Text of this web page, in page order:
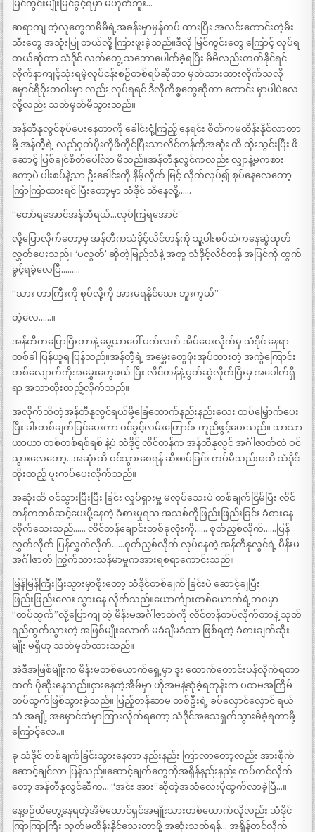
မြင်ကွင်းမျိုးမြင်ခွင့်ရမှာ မဟုတ်ဘူး…
ဆရာကျ တဲ့လူတွေကမိမိရဲ့အခန်းမှာမှန်တပ် ထားပြီး အလင်းကောင်းတဲ့မီး
သီးတွေ အသုံးပြု တယ်လို့ ကြားဖူးခဲ့သည်။ဒီလို မြင်ကွင်းတွေ ကြောင့် လုပ်ရ
တယ်ဆိုတာ သံဒိုင် လက်တွေ့ သဘောပေါက်ခဲ့ရပြီး မိမိလည်းတတ်နိုင်ရင်
လိုက်နာကျင့်သုံးရမဲ့လုပ်ငန်းစဉ်တစ်ရပ်ဆိုတာ မှတ်သားထားလိုက်သလို
မှောင်ရီဝိုးတဝါးမှာ လည်း လုပ်ရရင် ဒီလိုကိစ္စတွေဆိုတာ ကောင်း မှာပါပဲလေ
လို့လည်း သတ်မှတ်မိသွားသည်။
အန်တီနုလွင်စုပ်ပေးနေတာကို ခေါင်းငုံ့ကြည့် နေရင်း စိတ်ကမထိန်းနိုင်လာတာ
မို့ အန်တီ့ရဲ့ လည်ဂုတ်ပိုးကိုဖိကိုင်ပြီးသာလိင်တန်ကိုအဆုံး ထိ ထိုးသွင်းပြီး ဖိ
ဆောင့် ပြစ်ချင်စိတ်ပေါ်လာ မိသည်။အန်တီနုလွင်ကလည်း လျှာနဲ့မကစား
တော့ပဲ ပါးစပ်နဲ့သာ ဦးခေါင်းကို နိမ့်လိုက် မြင့် လိုက်လုပ်၍ စုပ်နေလေတော့
ကြာကြာထားရင် ပြီးတော့မှာ သံဒိုင် သိနေလို့……
“တော်ရအောင်အန်တီရယ်…လုပ်ကြရအောင်”
လို့ပြောလိုက်တော့မှ အန်တီကသံဒိုင့်လိင်တန်ကို သူ့ပါးစပ်ထဲကနေဆွဲထုတ်
လွှတ်ပေးသည်။ ‘ပလွတ်’ ဆိုတဲ့မြည်သံနဲ့ အတူ သံဒိုင့်လိင်တန် အပြင်ကို ထွက်
ခွင့်ရခဲ့လေပြီ………
“သား ဟာကြီးကို စုပ်လို့ကို အားမရနိုင်သေး ဘူးကွယ်”
တဲ့လေ……။
အန်တီကပြောပြီးတာနဲ့ မွေ့ယာပေါ် ပက်လက် အိပ်ပေးလိုက်မှ သံဒိုင် နေရာ
တစ်ခါ ပြန်ယူရ ပြန်သည်။အန်တီ့ရဲ့ အမွှေးတွေဖုံးအုပ်ထားတဲ့ အကွဲကြောင်း
တစ်လျောက်ကိုအမွှေးတွေဖယ် ပြီး လိင်တန်နဲ့ ပွတ်ဆွဲလိုက်ပြီးမှ အပေါက်ရှိ
ရာ အသာထိုးထည့်လိုက်သည်။
အလိုက်သိတဲ့အန်တီနုလွင်ရယ်မို့ခြေထောက်နည်းနည်းလေး ထပ်မြှောက်ပေး
ပြီး ခါးတစ်ချက်ပြင်ပေးကာ ဝင်ခွင့်လမ်းကြောင်း ကူညီဖွင့်ပေးသည်။ သာသာ
ယာယာ တစ်တစ်ရစ်ရစ် နဲ့ပဲ သံဒိုင့် လိင်တန်က အန်တီနုလွင် အင်္ဂါဇာတ်ထဲ ဝင်
သွားလေတော့…အဆုံးထိ ဝင်သွားစေရန် ဆီးစပ်ခြင်း ကပ်မိသည်အထိ သံဒိုင်
ထိုးထည့် ပူးကပ်ပေးလိုက်သည်။
အဆုံးထိ ဝင်သွားပြီးပြီး ခြင်း လှုပ်ရှားမှု့ မလုပ်သေးပဲ တစ်ချက်ငြိမ်ပြီး လိင်
တန်ကတစ်ဆင့်ပေးပို့နေတဲ့ ခံစားမှုရသ အသစ်ကိုဖြည်းဖြည်းခြင်း ခံစားနေ
လိုက်သေးသည်…… လိင်တန်ချောင်းတစ်ခုလုံးကို…… စုတ်ညှစ်လိုက်……ပြန်
လွှတ်လိုက် ပြန်လွှတ်လိုက်……စုတ်ညှစ်လိုက် လုပ်နေတဲ့ အန်တီနုလွင်ရဲ့ မိန်းမ
အင်္ဂါဇာတ် ကြွက်သားသန်မာမှုကအားရစရာကောင်းသည်။
မြန်မြန်ကြီးပြီးသွားမှာစိုးတော့ သံဒိုင်တစ်ချက် ခြင်းပဲ ဆောင့်ချပြီး
ဖြည်းဖြည်းလေး သွားနေ လိုက်သည်။ယောင်္ကျားတစ်ယောက်ရဲ့ဘဝမှာ
“တပ်ထွက်”လို့ပြောကျ တဲ့ မိန်းမအင်္ဂါဇာတ်ကို လိင်တန်တပ်လိုက်တာနဲ့ သုတ်
ရည်ထွက်သွားတဲ့ အဖြစ်မျိုးလောက် မခံချိမခံသာ ဖြစ်ရတဲ့ ခံစားချက်ဆိုး
မျိုး မရှိဟု သတ်မှတ်ထားသည်။
အဲဒီအဖြစ်မျိုးက မိန်းမတစ်ယောက်ရှေ့မှာ ဒူး ထောက်တောင်းပန်လိုက်ရတာ
ထက် ပိုဆိုးနေသည်။ငှားနေတဲ့အိမ်မှာ ဟိုအမနဲ့ဆုံခဲ့ရတုန်းက ပထမအကြိမ်
တပ်ထွက်ဖြစ်သွားခဲ့သည်။ ပြည့်တန်ဆာမ တစ်ဦးရဲ့ ခပ်လှောင်လှောင် ရယ်
သံ အချို့ အမှောင်ထဲမှာကြားလိုက်ရတော့ သံဒိုင်အသေရှက်သွားမိခဲ့ရတာမို့
ကြောင့်လေ..။
ခု သံဒိုင် တစ်ချက်ခြင်းသွားနေတာ နည်းနည်း ကြာလာတော့လည်း အားစိုက်
ဆောင့်ချင်လာ ပြန်သည်။ဆောင့်ချက်တွေကိုအရှိန်နည်းနည်း ထပ်တင်လိုက်
တော့ အန်တီနုလွင်ဆီက… “အင်း အား”ဆိုတဲ့အသံလေးပိုထွက်လာခဲ့ပြီ…။
နေ့စဉ်ထိတွေ့နေရတဲ့အိမ်ထောင်ရှင်အမျိုးသားတစ်ယောက်လိုလည်း သံဒိုင်
ကြာကြာကြီး သုတ်မထိန်းနိုင်သေးတာဖို့ အဆုံးသတ်ရန်… အရှိန်တင်လိုက်